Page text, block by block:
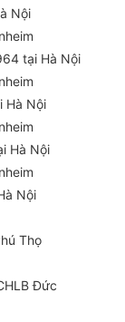
Nội
tại Hà Nội
Hà Nội
Hà Nội
Nội
Thọ
Đức